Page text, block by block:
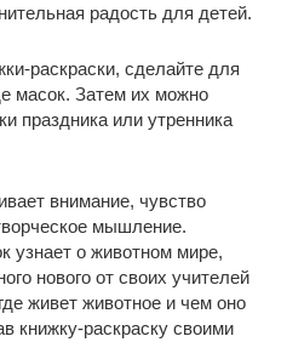
радость для детей.
раскраски, сделайте для
масок. Затем их можно
праздника или утренника
внимание, чувство
мышление.
узнает о животном мире,
нового от своих учителей
живет животное и чем оно
книжку-раскраску своими